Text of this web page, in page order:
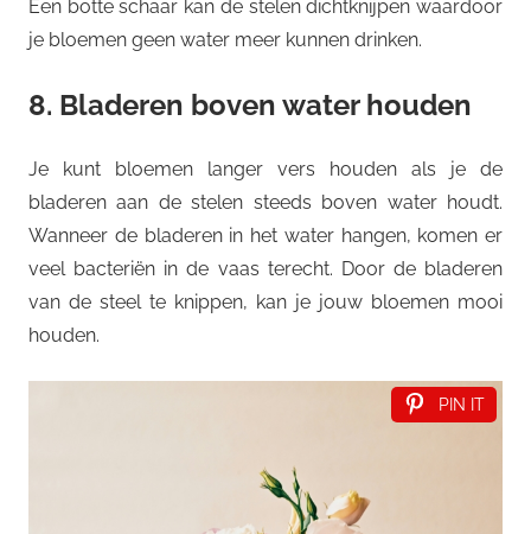
Een botte schaar kan de stelen dichtknijpen waardoor
je bloemen geen water meer kunnen drinken.
8. Bladeren boven water houden
Je kunt bloemen langer vers houden als je de
bladeren aan de stelen steeds boven water houdt.
Wanneer de bladeren in het water hangen, komen er
veel bacteriën in de vaas terecht. Door de bladeren
van de steel te knippen, kan je jouw bloemen mooi
houden.
PIN IT